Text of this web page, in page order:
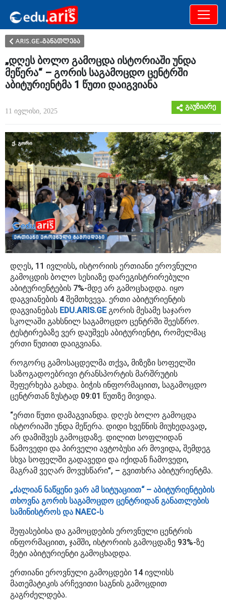
განათლება
ARIS.GE-განათლება
„დღეს ბოლო გამოცდა ისტორიაში უნდა
მეწერა“ – გორის საგამოცდო ცენტრში
აბიტურიენტმა 1 წუთი დაიგვიანა
11 ივლისი, 2025
გაუზიარე
დღეს, 11 ივლისს, ისტორიის ერთიანი ეროვნული
გამოცდის ბოლო სესიაზე დარეგისტრირებული
აბიტურიენტების 7%-მდე არ გამოცხადდა. იყო
დაგვიანების 4 შემთხვევა. ერთი აბიტურიენტის
დაგვიანებას EDU.ARIS.GEგორის მესამე საჯარო
სკოლაში გახსნილ საგამოცდო ცენტრში შეესწრო.
ტესტირებაზე ვერ დაუშვეს აბიტურიენტი, რომელმაც
ერთი წუთით დაიგვიანა.
როგორც გამოსაცდელმა თქვა, მიზეზი სოფელში
საზოგადოებრივი ტრანსპორტის მარშრუტის
შეფერხება გახდა. ბიჭის ინფორმაციით, საგამოცდო
ცენტრთან ზუსტად 09:01 წუთზე მივიდა.
“ერთი წუთი დამაგვიანდა. დღეს ბოლო გამოცდა
ისტორიაში უნდა მეწერა. დიდი ხვეწნის მიუხედავად,
არ დამიშვეს გამოცდაზე. დილით სოფლიდან
წამოვედი და პირველი ავტობუსი არ მოვიდა, შემდეგ
სხვა სოფელში გადავედი და იქიდან ჩამოვედი,
მაგრამ ვეღარ მოვუსწარი”, – გვითხრა აბიტურიენტმა.
„ძალიან ნაწყენი ვარ ამ სიტუაციით“ – აბიტურიენტების
თხოვნა გორის საგამოცდო ცენტრიდან განათლების
სამინისტროს და NAEC-ს
შეფასებისა და გამოცდების ეროვნული ცენტრის
ინფორმაციით, ჯამში, ისტორიის გამოცდაზე 93%-ზე
მეტი აბიტურიენტი გამოცხადდა.
ერთიანი ეროვნული გამოცდები 14 ივლისს
მათემატიკის არჩევითი საგნის გამოცდით
გაგრძელდება.